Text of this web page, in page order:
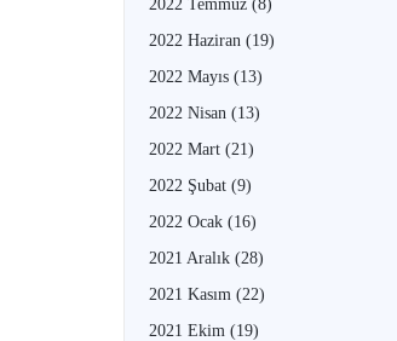
2022 Temmuz (8)
2022 Haziran (19)
2022 Mayıs (13)
2022 Nisan (13)
2022 Mart (21)
2022 Şubat (9)
2022 Ocak (16)
2021 Aralık (28)
2021 Kasım (22)
2021 Ekim (19)